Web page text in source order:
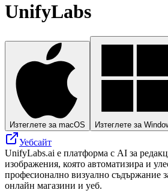
UnifyLabs
Изтеглете за macOS Изтеглете за
Уебсайт
UnifyLabs.ai е платформа с AI за
изображения, която автоматизира и
професионално визуално съдържание
онлайн магазини и уеб.